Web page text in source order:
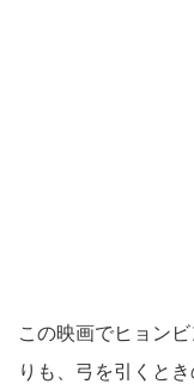
この映画でヒョン
りも、弓を引くと